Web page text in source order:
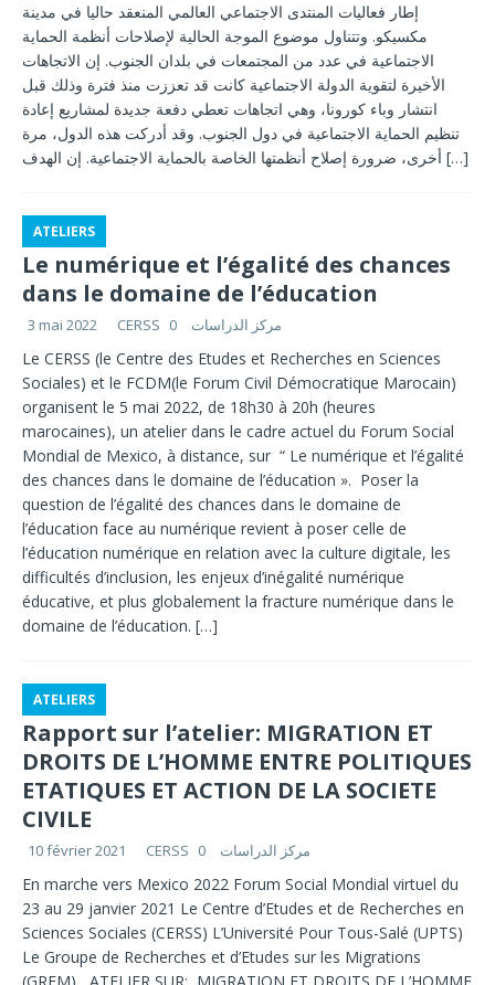
إطار فعاليات المنتدى الاجتماعي العالمي المنعقد حاليا في مدينة
مكسيكو. وتتناول موضوع الموجة الحالية لإصلاحات أنظمة الحماية
الاجتماعية في عدد من المجتمعات في بلدان الجنوب. إن الاتجاهات
الأخيرة لتقوية الدولة الاجتماعية كانت قد تعززت منذ فترة وذلك قبل
انتشار وباء كورونا، وهي اتجاهات تعطي دفعة جديدة لمشاريع إعادة
تنظيم الحماية الاجتماعية في دول الجنوب. وقد أدركت هذه الدول، مرة
[…]
ATELIERS
Le numérique et l’égalité des chances
dans le domaine de l’éducation
3 mai 2022 CERSS مركز الدراسات 0
Le CERSS (le Centre des Etudes et Recherches en Sciences
Sociales) et le FCDM(le Forum Civil Démocratique Marocain)
organisent le 5 mai 2022, de 18h30 à 20h (heures
marocaines), un atelier dans le cadre actuel du Forum Social
Mondial de Mexico, à distance, sur “ Le numérique et l’égalité
des chances dans le domaine de l’éducation ». Poser la
question de l’égalité des chances dans le domaine de
l’éducation face au numérique revient à poser celle de
l’éducation numérique en relation avec la culture digitale, les
difficultés d’inclusion, les enjeux d’inégalité numérique
éducative, et plus globalement la fracture numérique dans le
domaine de l’éducation. […]
ATELIERS
Rapport sur l’atelier: MIGRATION ET
DROITS DE L’HOMME ENTRE POLITIQUES
ETATIQUES ET ACTION DE LA SOCIETE
CIVILE
10 février 2021 CERSS مركز الدراسات 0
En marche vers Mexico 2022 Forum Social Mondial virtuel du
23 au 29 janvier 2021 Le Centre d’Etudes et de Recherches en
Sciences Sociales (CERSS) L’Université Pour Tous-Salé (UPTS)
Le Groupe de Recherches et d’Etudes sur les Migrations